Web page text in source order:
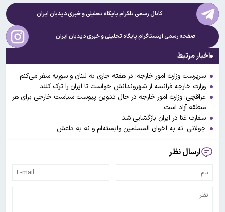
کانال رسمی تلگرام پایگاه تحلیلی و خبریدیدبان ایران
صفحه رسمی اینستاگرام پایگاه تحلیلی و خبریدیدبان ایران
اخبار مرتبط
سرپرست وزارت امور خارجه: در هفته جاری به لبنان و سوریه سفر می‌کنم
وزارت خارجه فرانسه از شهروندانش خواست تا ایران را ترک کنند
عراقچی: وزارت امور خارجه در حال تدوین پیوست سیاست خارجی برای هر
منطقه آزاد است
سفارت غنا در ایران بازگشایی شد
جولانی: نه به اخوان المسلمین وابسته‌ام و نه به داعش
ارسال نظر